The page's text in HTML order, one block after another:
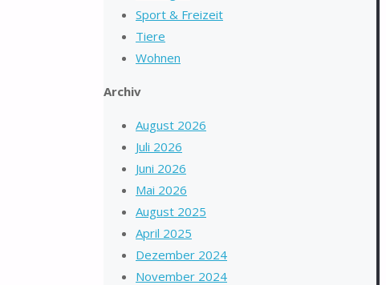
Sport & Freizeit
Tiere
Wohnen
Archiv
August 2026
Juli 2026
Juni 2026
Mai 2026
August 2025
April 2025
Dezember 2024
November 2024